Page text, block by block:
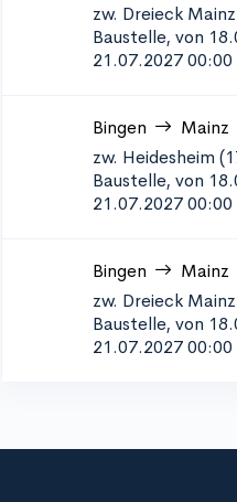
zw. Dreieck
Baustelle, von
21.07.2027 00:00
Bingen Mainz
zw. Heidesheim
Baustelle, von
21.07.2027 00:00
Bingen Mainz
zw. Dreieck
Baustelle, von
21.07.2027 00:00